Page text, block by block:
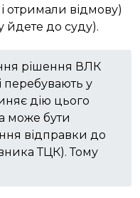
отримали відмову)
йдете до суду).
рішення ВЛК
перебувають у
дію цього
може бути
відправки до
ТЦК). Тому